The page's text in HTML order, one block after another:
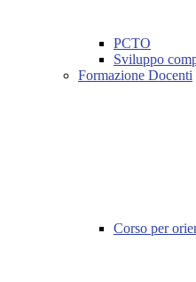
PCTO
Sviluppo
Formazione Docenti
Corso per